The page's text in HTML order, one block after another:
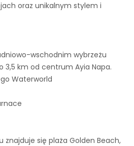
oraz unikalnym stylem i
wschodnim wybrzeżu
3,5 km od centrum Ayia Napa.
Waterworld
znajduje się plaża Golden Beach,